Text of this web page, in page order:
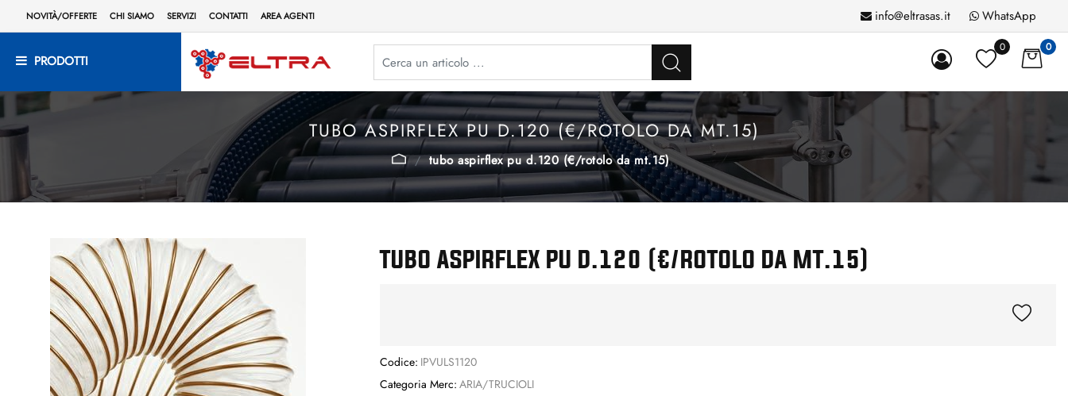
NOVITÀ/OFFERTE CHI SIAMO SERVIZI CONTATTI AREA AGENTI info@eltrasas.it WhatsApp
PRODOTTI
0 0
TUBO ASPIRFLEX PU D.120 (€/ROTOLO DA MT.15)
tubo aspirflex pu d.120 (€/rotolo da mt.15)
TUBO ASPIRFLEX PU D.120 (€/ROTOLO DA MT.15)
Codice: IPVULS1120
Categoria Merc: ARIA/TRUCIOLI